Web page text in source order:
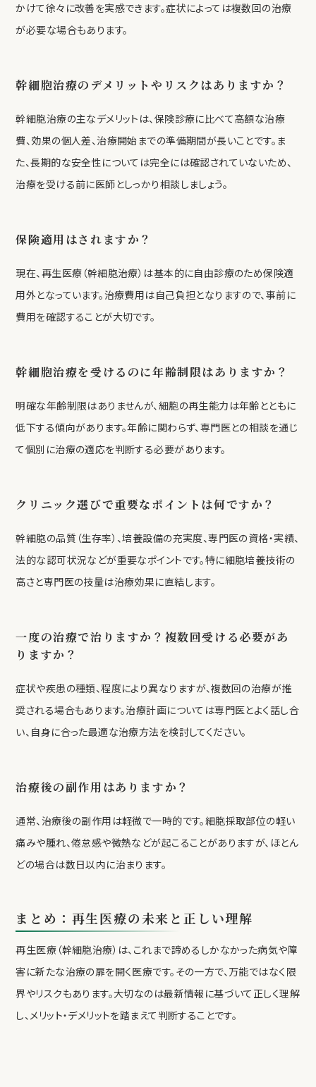
かけて徐々に改善を実感できます。症状によっては複数回の治療
が必要な場合もあります。
幹細胞治療のデメリットやリスクはありますか？
幹細胞治療の主なデメリットは、保険診療に比べて高額な治療
費、効果の個人差、治療開始までの準備期間が長いことです。ま
た、長期的な安全性については完全には確認されていないため、
治療を受ける前に医師としっかり相談しましょう。
保険適用はされますか？
現在、再生医療（幹細胞治療）は基本的に自由診療のため保険適
用外となっています。治療費用は自己負担となりますので、事前に
費用を確認することが大切です。
幹細胞治療を受けるのに年齢制限はありますか？
明確な年齢制限はありませんが、細胞の再生能力は年齢とともに
低下する傾向があります。年齢に関わらず、専門医との相談を通じ
て個別に治療の適応を判断する必要があります。
クリニック選びで重要なポイントは何ですか？
幹細胞の品質（生存率）、培養設備の充実度、専門医の資格・実績、
法的な認可状況などが重要なポイントです。特に細胞培養技術の
高さと専門医の技量は治療効果に直結します。
一度の治療で治りますか？複数回受ける必要があ
りますか？
症状や疾患の種類、程度により異なりますが、複数回の治療が推
奨される場合もあります。治療計画については専門医とよく話し合
い、自身に合った最適な治療方法を検討してください。
治療後の副作用はありますか？
通常、治療後の副作用は軽微で一時的です。細胞採取部位の軽い
痛みや腫れ、倦怠感や微熱などが起こることがありますが、ほとん
どの場合は数日以内に治まります。
まとめ：再生医療の未来と正しい理解
再生医療（幹細胞治療）は、これまで諦めるしかなかった病気や障
害に新たな治療の扉を開く医療です。その一方で、万能ではなく限
界やリスクもあります。大切なのは最新情報に基づいて正しく理解
し、メリット・デメリットを踏まえて判断することです。